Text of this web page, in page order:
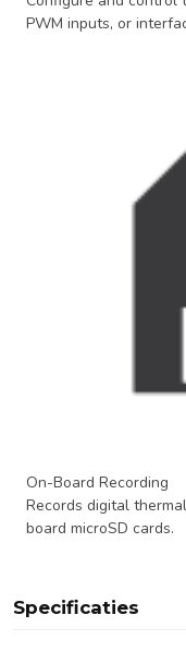
PWM inputs, or
On-Board Recording
Records digital
board microSD cards.
Specificaties